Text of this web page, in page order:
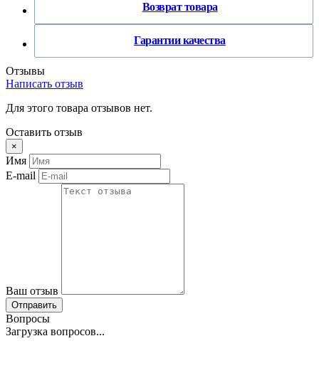
Возврат товара
Гарантии качества
Отзывы
Написать отзыв
Для этого товара отзывов нет.
Оставить отзыв
×
Имя
E-mail
Ваш отзыв
Отправить
Вопросы
Загрузка вопросов...